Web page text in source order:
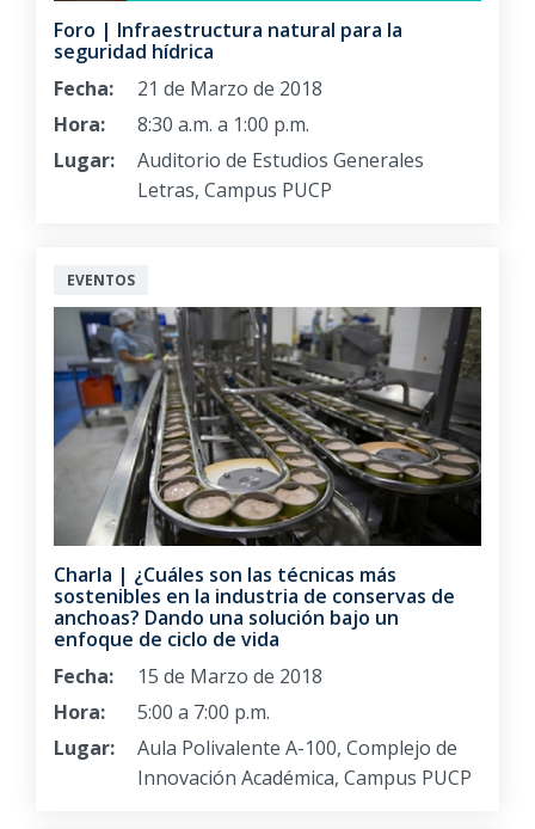
Foro | Infraestructura natural para la
seguridad hídrica
Fecha:
21 de Marzo de 2018
Hora:
8:30 a.m. a 1:00 p.m.
Lugar:
Auditorio de Estudios Generales
Letras, Campus PUCP
EVENTOS
Charla | ¿Cuáles son las técnicas más
sostenibles en la industria de conservas de
anchoas? Dando una solución bajo un
enfoque de ciclo de vida
Fecha:
15 de Marzo de 2018
Hora:
5:00 a 7:00 p.m.
Lugar:
Aula Polivalente A-100, Complejo de
Innovación Académica, Campus PUCP